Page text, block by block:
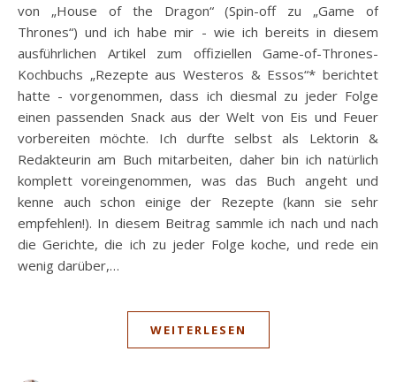
von „House of the Dragon“ (Spin-off zu „Game of
Thrones“) und ich habe mir - wie ich bereits in diesem
ausführlichen Artikel zum offiziellen Game-of-Thrones-
Kochbuchs „Rezepte aus Westeros & Essos“* berichtet
hatte - vorgenommen, dass ich diesmal zu jeder Folge
einen passenden Snack aus der Welt von Eis und Feuer
vorbereiten möchte. Ich durfte selbst als Lektorin &
Redakteurin am Buch mitarbeiten, daher bin ich natürlich
komplett voreingenommen, was das Buch angeht und
kenne auch schon einige der Rezepte (kann sie sehr
empfehlen!). In diesem Beitrag sammle ich nach und nach
die Gerichte, die ich zu jeder Folge koche, und rede ein
wenig darüber,…
WEITERLESEN